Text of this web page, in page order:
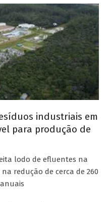
industriais em
para produção de
lodo de efluentes na
redução de cerca de 260